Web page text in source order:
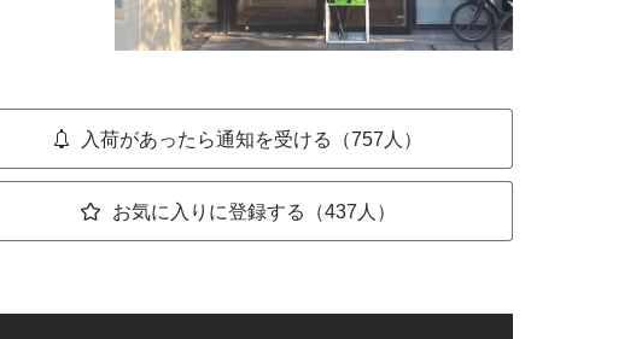
入荷があったら通知を受ける（757人）
お気に入りに登録する（437人）